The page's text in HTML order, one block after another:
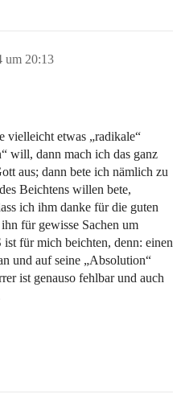
um 20:13
vielleicht etwas „radikale“
will, dann mach ich das ganz
aus; dann bete ich nämlich zu
Beichtens willen bete,
ich ihm danke für die guten
für gewisse Sachen um
für mich beichten, denn: einen
und auf seine „Absolution“
ist genauso fehlbar und auch